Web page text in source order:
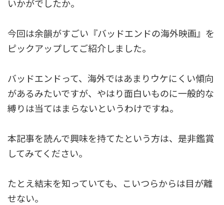
いかがでしたか。
今回は余韻がすごい『バッドエンドの海外映画』を
ピックアップしてご紹介しました。
バッドエンドって、海外ではあまりウケにくい傾向
があるみたいですが、やはり面白いものに一般的な
縛りは当てはまらないというわけですね。
本記事を読んで興味を持てたという方は、是非鑑賞
してみてください。
たとえ結末を知っていても、こいつらからは目が離
せない。